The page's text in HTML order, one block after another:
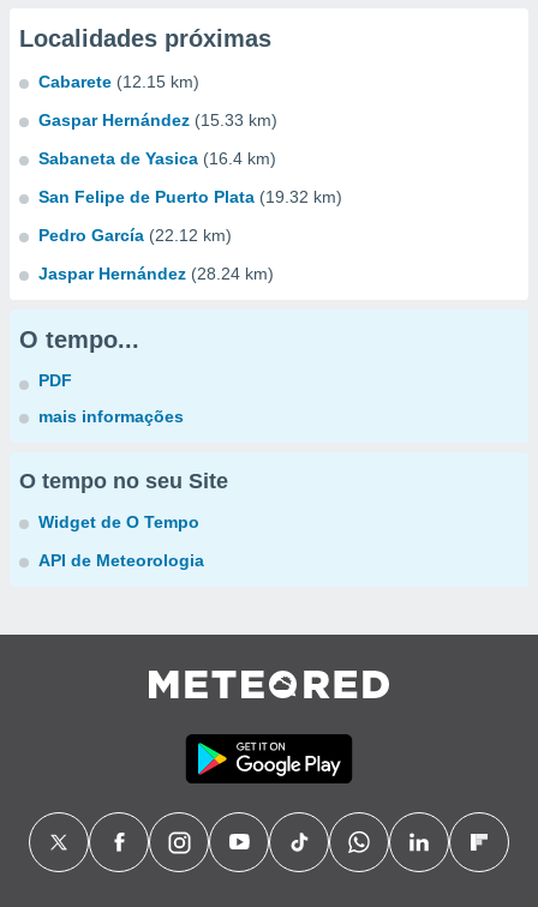
Localidades próximas
Cabarete (12.15 km)
Gaspar Hernández (15.33 km)
Sabaneta de Yasica (16.4 km)
San Felipe de Puerto Plata (19.32 km)
Pedro García (22.12 km)
Jaspar Hernández (28.24 km)
O tempo...
PDF
mais informações
O tempo no seu Site
Widget de O Tempo
API de Meteorologia